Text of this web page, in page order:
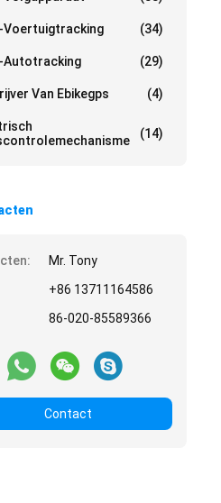
Voertuigtracking (34)
Autotracking (29)
Van Ebikegps (4)
(14)
Mr. Tony
+86 13711164586
86-020-85589366
Contact